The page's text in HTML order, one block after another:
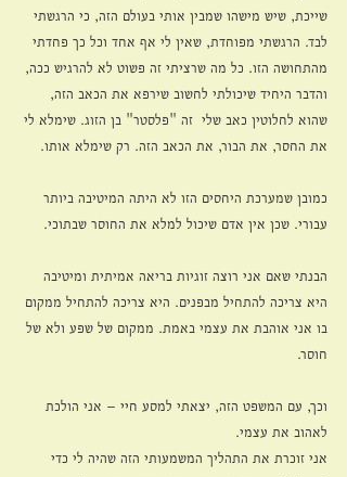
שייכת, שיש מישהו שמבין אותי בעולם הזה, כי הרגשתי
לבד. הרגשתי מפוחדת, שאין לי אף אחד וכל כך פחדתי
מהתחושה הזו. כל מה שרציתי זה פשוט לא להרגיש ככה,
והדבר היחיד שיכולתי לחשוב שירפא את הכאב הזה,
שהוא לחלוטין כאב שלי  זה "פלסטר" בן הזוג. שימלא לי
את החסר, את הבור, את הכאב הזה. רק שימלא אותו.
כמובן שמערכת היחסים הזו לא היתה המיטיבה ביותר
עבורי. שכן אין אדם שיכול למלא את החוסר שבתוכי.
הבנתי שאם אני רוצה זוגיות בריאה אמיתית ומיטיבה
היא צריכה להתחיל מבפנים. היא צריכה להתחיל ממקום
בו אני אוהבת את עצמי באמת. ממקום של שפע ולא של
חוסר.
וכך, עם המשפט הזה, יצאתי למסע חיי – אני הולכת
לאהוב את עצמי.
אני זוכרת את התהליך המשמעותי הזה שהיה לי כדי